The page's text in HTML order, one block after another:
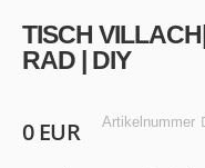
Bildgalerie
springen
Bildgalerie
springen
TISCH
RAD | DIY
0 EUR Artikelnummer